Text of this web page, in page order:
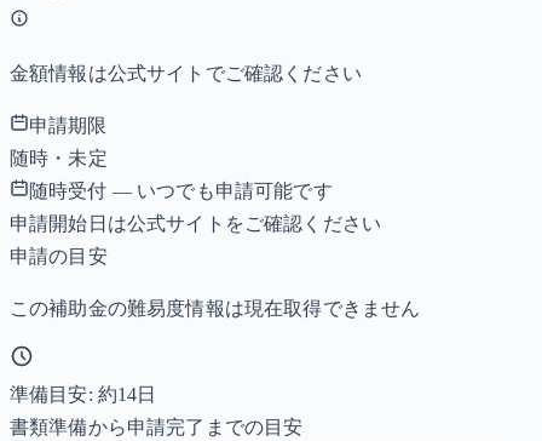
金額情報は公式サイトでご確認ください
申請期限
随時・未定
随時受付 — いつでも申請可能です
申請開始日は公式サイトをご確認ください
申請の目安
この補助金の難易度情報は現在取得できません
準備目安: 約14日
書類準備から申請完了までの目安